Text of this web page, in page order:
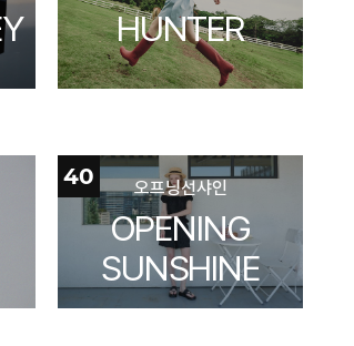
HUNTER
40 오프닝선샤인
OPENING
SUNSHINE